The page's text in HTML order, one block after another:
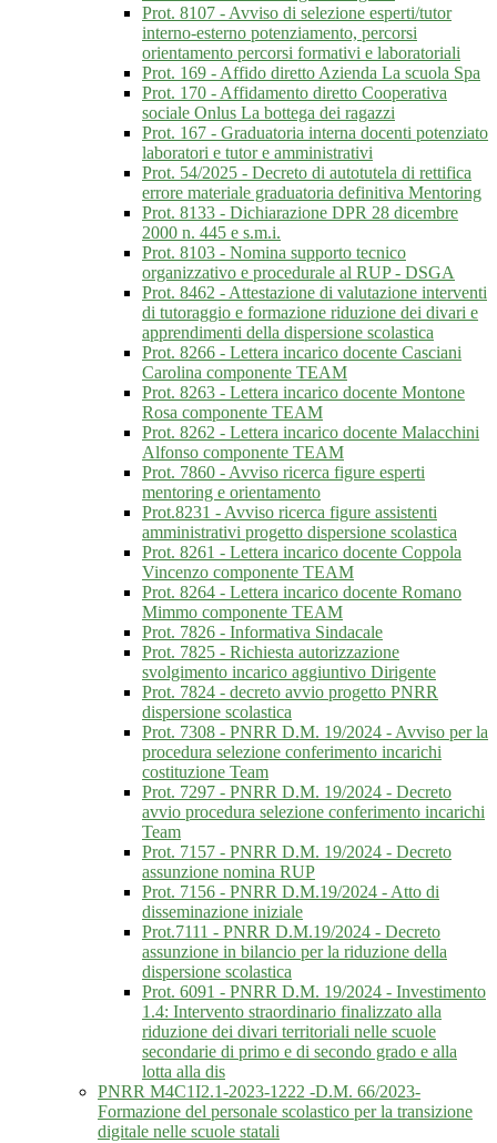
Prot. 8107 - Avviso di selezione esperti/tutor
interno-esterno potenziamento, percorsi
orientamento percorsi formativi e laboratoriali
Prot. 169 - Affido diretto Azienda La scuola Spa
Prot. 170 - Affidamento diretto Cooperativa
sociale Onlus La bottega dei ragazzi
Prot. 167 - Graduatoria interna docenti potenziato
laboratori e tutor e amministrativi
Prot. 54/2025 - Decreto di autotutela di rettifica
errore materiale graduatoria definitiva Mentoring
Prot. 8133 - Dichiarazione DPR 28 dicembre
2000 n. 445 e s.m.i.
Prot. 8103 - Nomina supporto tecnico
organizzativo e procedurale al RUP - DSGA
Prot. 8462 - Attestazione di valutazione interventi
di tutoraggio e formazione riduzione dei divari e
apprendimenti della dispersione scolastica
Prot. 8266 - Lettera incarico docente Casciani
Carolina componente TEAM
Prot. 8263 - Lettera incarico docente Montone
Rosa componente TEAM
Prot. 8262 - Lettera incarico docente Malacchini
Alfonso componente TEAM
Prot. 7860 - Avviso ricerca figure esperti
mentoring e orientamento
Prot.8231 - Avviso ricerca figure assistenti
amministrativi progetto dispersione scolastica
Prot. 8261 - Lettera incarico docente Coppola
Vincenzo componente TEAM
Prot. 8264 - Lettera incarico docente Romano
Mimmo componente TEAM
Prot. 7826 - Informativa Sindacale
Prot. 7825 - Richiesta autorizzazione
svolgimento incarico aggiuntivo Dirigente
Prot. 7824 - decreto avvio progetto PNRR
dispersione scolastica
Prot. 7308 - PNRR D.M. 19/2024 - Avviso per la
procedura selezione conferimento incarichi
costituzione Team
Prot. 7297 - PNRR D.M. 19/2024 - Decreto
avvio procedura selezione conferimento incarichi
Team
Prot. 7157 - PNRR D.M. 19/2024 - Decreto
assunzione nomina RUP
Prot. 7156 - PNRR D.M.19/2024 - Atto di
disseminazione iniziale
Prot.7111 - PNRR D.M.19/2024 - Decreto
assunzione in bilancio per la riduzione della
dispersione scolastica
Prot. 6091 - PNRR D.M. 19/2024 - Investimento
1.4: Intervento straordinario finalizzato alla
riduzione dei divari territoriali nelle scuole
secondarie di primo e di secondo grado e alla
lotta alla dis
PNRR M4C1I2.1-2023-1222 -D.M. 66/2023-
Formazione del personale scolastico per la transizione
digitale nelle scuole statali